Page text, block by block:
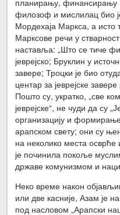
филозоф и мислилац био
Мордехаја Маркса, а исто
Марксове речи у
наставља: „Што се тиче
јеврејско; Бруклин у
завере; Троцки је био
центар за јеврејске
Пошто су, укратко, „све
јеврејске“, не чуди да су
организацију и
арапском свету; они су
на неколико места осврће
је починила покоље
државе комунизмом и
Неко време након
или две касније, Азам је
под насловом „Арапски